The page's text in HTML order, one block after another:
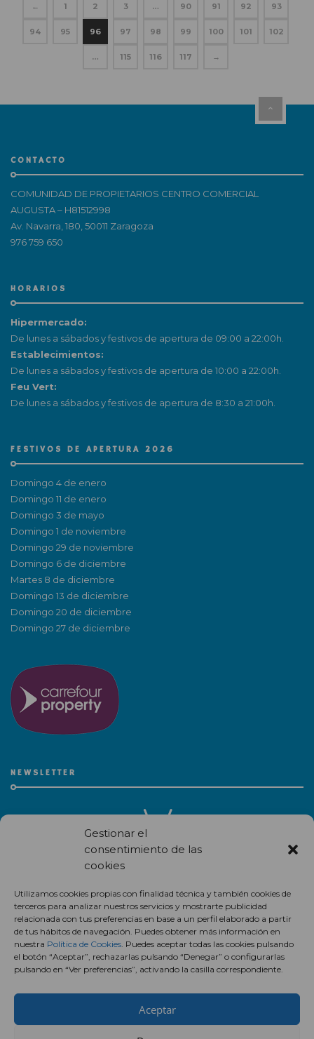
Gestionar el
consentimiento de las
cookies
Utilizamos cookies propias con finalidad técnica y también cookies de
terceros para analizar nuestros servicios y mostrarte publicidad
relacionada con tus preferencias en base a un perfil elaborado a partir
de tus hábitos de navegación. Puedes obtener más información en
nuestra Política de Cookies. Puedes aceptar todas las cookies pulsando
el botón “Aceptar”, rechazarlas pulsando “Denegar” o configurarlas
pulsando en “Ver preferencias”, activando la casilla correspondiente.
Aceptar
← 1 2 3 … 90 91 92 93
94 95 96 97 98 99 100 101 102
… 115 116 117 →
CONTACTO
COMUNIDAD DE PROPIETARIOS CENTRO COMERCIAL
AUGUSTA – H81512998
Av. Navarra, 180, 50011 Zaragoza
976 759 650
HORARIOS
Hipermercado:
De lunes a sábados y festivos de apertura de 09:00 a 22:00h.
Establecimientos:
De lunes a sábados y festivos de apertura de 10:00 a 22:00h.
Feu Vert:
De lunes a sábados y festivos de apertura de 8:30 a 21:00h.
FESTIVOS DE APERTURA 2026
Domingo 4 de enero
Domingo 11 de enero
Domingo 3 de mayo
Domingo 1 de noviembre
Domingo 29 de noviembre
Domingo 6 de diciembre
Martes 8 de diciembre
Domingo 13 de diciembre
Domingo 20 de diciembre
Domingo 27 de diciembre
NEWSLETTER
centro comercial.
Suscríbete